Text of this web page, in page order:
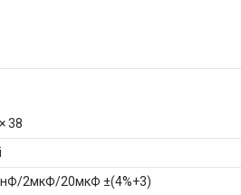
38
2мкФ/20мкФ ±(4%+3)